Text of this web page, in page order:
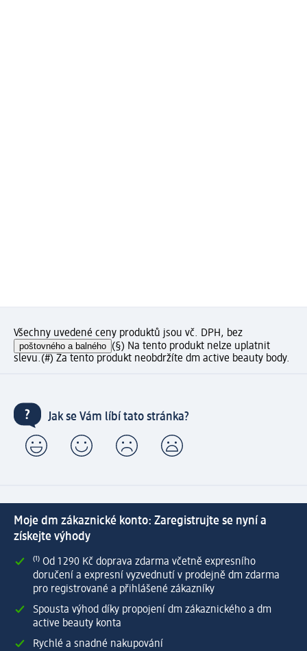
Všechny uvedené ceny produktů jsou vč. DPH, bez
poštovného a balného (§) Na tento produkt nelze uplatnit
slevu.(#) Za tento produkt neobdržíte dm active beauty body.
Jak se Vám líbí tato stránka?
Moje dm zákaznické konto: Zaregistrujte se nyní a
získejte výhody
⁽¹⁾ Od 1 290 Kč doprava zdarma včetně expresního
doručení a expresní vyzvednutí v prodejně dm zdarma
pro registrované a přihlášené zákazníky
Spousta výhod díky propojení dm zákaznického a dm
active beauty konta
Rychlé a snadné nakupování